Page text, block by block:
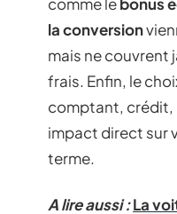
la conversion
mais ne couvrent
frais. Enfin, le
comptant, crédit,
impact direct sur
terme.
A lire aussi :La